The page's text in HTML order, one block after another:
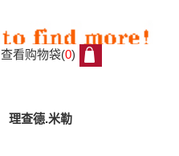
查看购物袋(0)
理查德.米勒